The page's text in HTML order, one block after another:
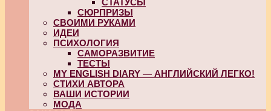
СТАТУСЫ
СЮРПРИЗЫ
СВОИМИ РУКАМИ
ИДЕИ
ПСИХОЛОГИЯ
САМОРАЗВИТИЕ
ТЕСТЫ
MY ENGLISH DIARY — АНГЛИЙСКИЙ ЛЕГКО!
СТИХИ АВТОРА
ВАШИ ИСТОРИИ
МОДА